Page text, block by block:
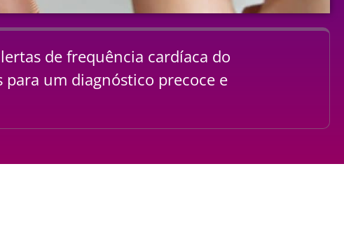
de frequência cardíaca do
um diagnóstico precoce e